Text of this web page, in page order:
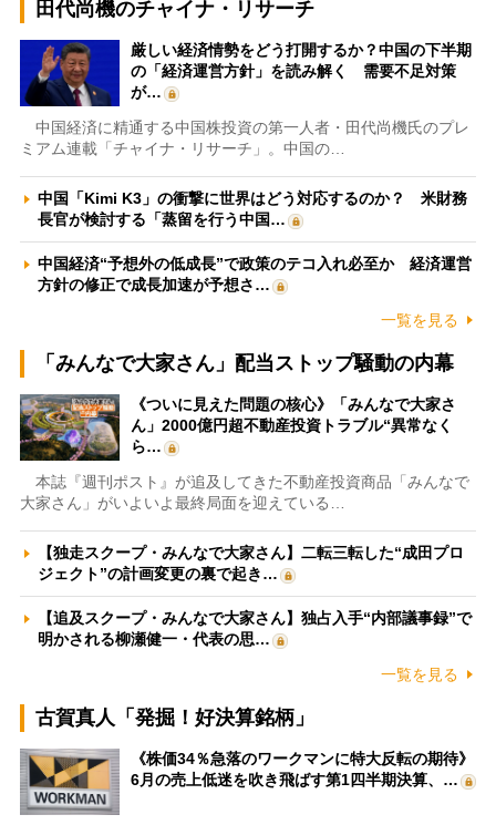
田代尚機のチャイナ・リサーチ
厳しい経済情勢をどう打開するか？中国の下半期
の「経済運営方針」を読み解く 需要不足対策
が…
中国経済に精通する中国株投資の第一人者・田代尚機氏のプレ
ミアム連載「チャイナ・リサーチ」。中国の…
中国「Kimi K3」の衝撃に世界はどう対応するのか？ 米財務
長官が検討する「蒸留を行う中国…
中国経済“予想外の低成長”で政策のテコ入れ必至か 経済運営
方針の修正で成長加速が予想さ…
一覧を見る
「みんなで大家さん」配当ストップ騒動の内幕
《ついに見えた問題の核心》「みんなで大家さ
ん」2000億円超不動産投資トラブル“異常なく
ら…
本誌『週刊ポスト』が追及してきた不動産投資商品「みんなで
大家さん」がいよいよ最終局面を迎えている…
【独走スクープ・みんなで大家さん】二転三転した“成田プロ
ジェクト”の計画変更の裏で起き…
【追及スクープ・みんなで大家さん】独占入手“内部議事録”で
明かされる柳瀬健一・代表の思…
一覧を見る
古賀真人「発掘！好決算銘柄」
《株価34％急落のワークマンに特大反転の期待》
6月の売上低迷を吹き飛ばす第1四半期決算、…